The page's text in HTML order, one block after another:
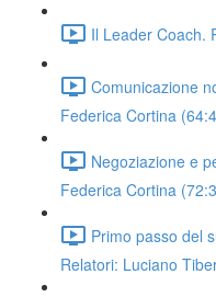
Il Leader Coach.
Comunicazione
Federica Cortina
Negoziazione e
Federica Cortina
Primo passo del
Relatori: Luciano